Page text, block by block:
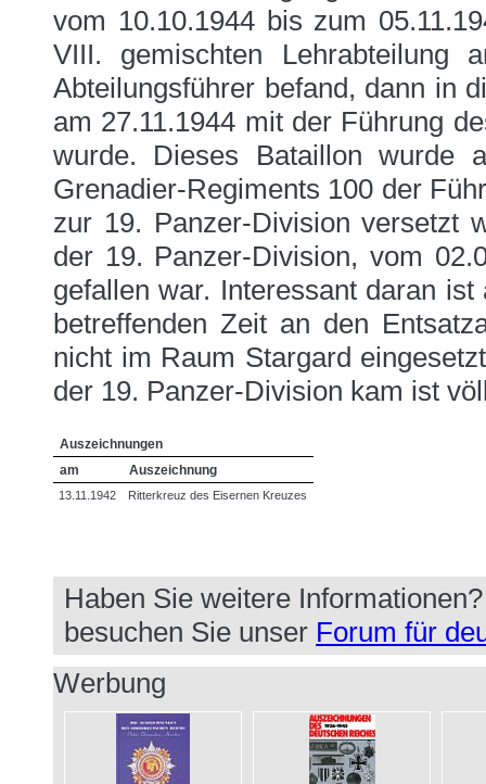
vom 10.10.1944 bis zum
VIII. gemischten Lehrabteilung
Abteilungsführer befand, dann in
am 27.11.1944 mit der Führung
wurde. Dieses Bataillon wurde
Grenadier-Regiments 100 der
zur 19. Panzer-Division versetzt
der 19. Panzer-Division, vom
gefallen war. Interessant daran
betreffenden Zeit an den
nicht im Raum Stargard
der 19. Panzer-Division kam ist
Auszeichnungen
am
Auszeichnung
13.11.1942 Ritterkreuz des Eisernen Kreuzes
Haben Sie weitere
besuchen Sie unser Forum für
Werbung